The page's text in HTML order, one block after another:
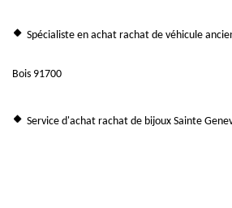
Spécialiste en achat rachat de véhicule
Bois 91700
Service d'achat rachat de bijoux Sainte